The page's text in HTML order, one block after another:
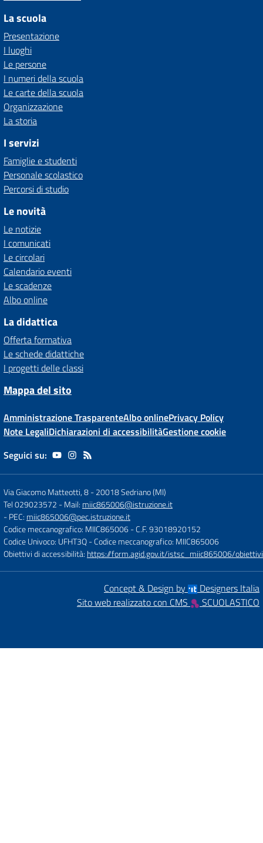
La scuola
Presentazione
I luoghi
Le persone
I numeri della scuola
Le carte della scuola
Organizzazione
La storia
I servizi
Famiglie e studenti
Personale scolastico
Percorsi di studio
Le novità
Le notizie
I comunicati
Le circolari
Calendario eventi
Le scadenze
Albo online
La didattica
Offerta formativa
Le schede didattiche
I progetti delle classi
Mappa del sito
Amministrazione TrasparenteAlbo onlinePrivacy Policy
Note LegaliDichiarazioni di accessibilitàGestione cookie
Seguici su:
Via Giacomo Matteotti, 8-20018 Sedriano (MI)
Tel 029023572 - Mail: miic865006@istruzione.it
- PEC: miic865006@pec.istruzione.it
Codice meccanografico: MIIC865006- C.F. 93018920152
Codice Univoco: UFHT3Q- Codice meccanografico: MIIC865006
Obiettivi di accessibilità: https://form.agid.gov.it/istsc_miic865006/obiettivi
Concept & Design by
Designers Italia
Sito web realizzato con CMS
SCUOLASTICO